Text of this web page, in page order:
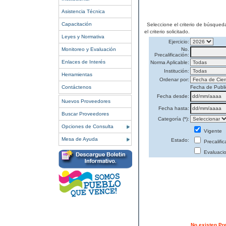
Asistencia Técnica
Capacitación
Leyes y Normativa
Monitoreo y Evaluación
Enlaces de Interés
Herramientas
Contáctenos
Nuevos Proveedores
Buscar Proveedores
Opciones de Consulta
Mesa de Ayuda
Seleccione el criterio de
el criterio solicitado.
Ejercicio:
No.
Precalificación:
Norma Aplicable:
Institución:
Ordenar por:
Fecha de
Fecha desde:
Fecha hasta:
Categoría (*):
Estado:
Vigente
No existen